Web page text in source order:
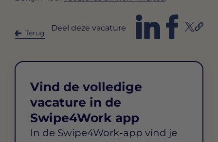
Terug
Deel deze vacature
Vind de volledige
vacature in de
Swipe4Work app
In de Swipe4Work-app vind je